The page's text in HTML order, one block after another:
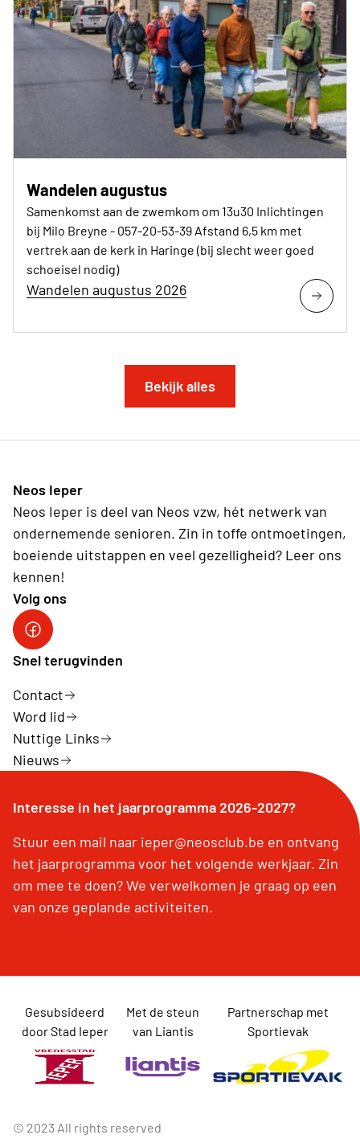
Wandelen augustus
Samenkomst aan de zwemkom om 13u30 Inlichtingen
bij Milo Breyne - 057-20-53-39 Afstand 6,5 km met
vertrek aan de kerk in Haringe (bij slecht weer goed
schoeisel nodig)
Wandelen augustus 2026
Bekijk alles
Neos Ieper
Neos Ieper is deel van Neos vzw, hét netwerk van
ondernemende senioren. Zin in toffe ontmoetingen,
boeiende uitstappen en veel gezelligheid? Leer ons
kennen!
Volg ons
Neos Ieper facebook
Snel terugvinden
Contact
Word lid
Nuttige Links
Nieuws
Interesse in het jaarprogramma 2026-2027?
Stuur een mail naar ieper@neosclub.be en ontvang
het jaarprogramma voor het volgende werkjaar. Zin
om mee te doen? We verwelkomen je graag op een
van onze geplande activiteiten.
Gesubsideerd
door Stad Ieper
Met de steun
van Liantis
Partnerschap met
Sportievak
© 2023 All rights reserved